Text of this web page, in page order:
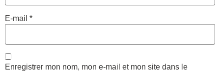
E-mail *
Enregistrer mon nom, mon e-mail et mon site dans le